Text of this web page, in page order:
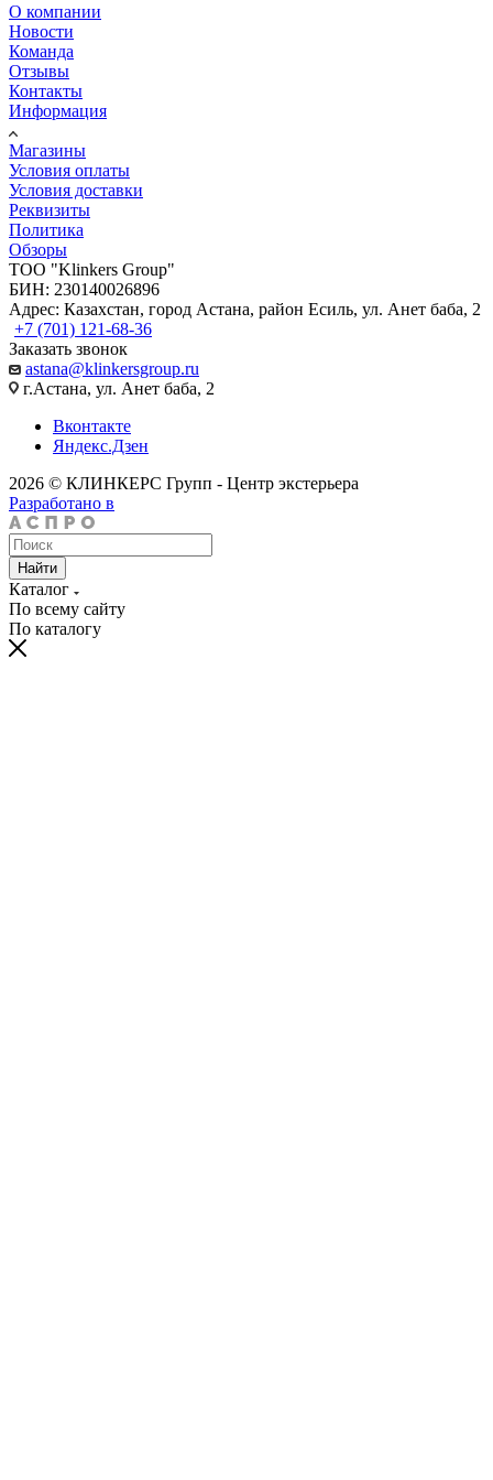
О компании
Новости
Команда
Отзывы
Контакты
Информация
Магазины
Условия оплаты
Условия доставки
Реквизиты
Политика
Обзоры
TOO "Klinkers Group"
БИН: 230140026896
Адрес: Казахстан, город Астана, район Есиль, ул. Анет баба, 2
+7 (701) 121-68-36
Заказать звонок
astana@klinkersgroup.ru
г.Астана, ул. Анет баба, 2
Вконтакте
Яндекс.Дзен
2026 © КЛИНКЕРС Групп - Центр экстерьера
Разработано в
Найти
Каталог
По всему сайту
По каталогу